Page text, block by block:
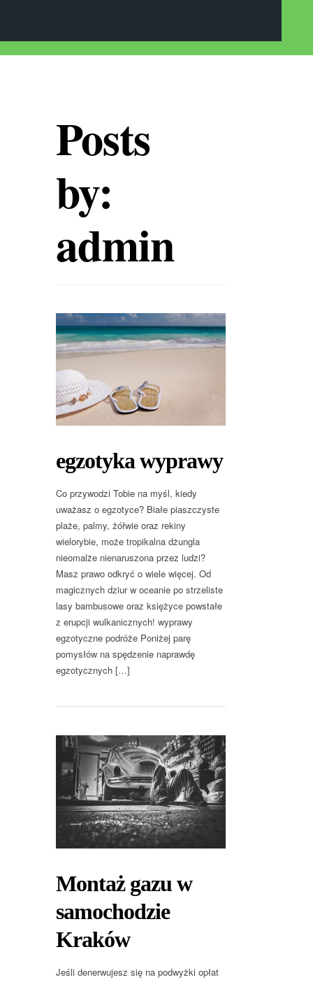
Posts
by:
admin
egzotyka wyprawy
Co przywodzi Tobie na myśl, kiedy
uważasz o egzotyce? Białe piaszczyste
plaże, palmy, żółwie oraz rekiny
wielorybie, może tropikalna dżungla
nieomalże nienaruszona przez ludzi?
Masz prawo odkryć o wiele więcej. Od
magicznych dziur w oceanie po strzeliste
lasy bambusowe oraz księżyce powstałe
z erupcji wulkanicznych! wyprawy
egzotyczne podróże Poniżej parę
pomysłów na spędzenie naprawdę
egzotycznych […]
Montaż gazu w
samochodzie
Kraków
Jeśli denerwujesz się na podwyżki opłat